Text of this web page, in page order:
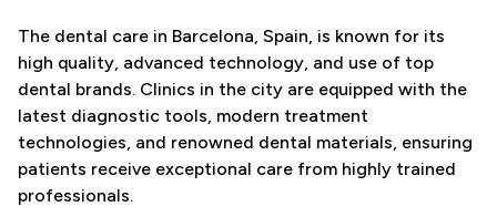
The dental care in Barcelona, Spain, is known for its
high quality, advanced technology, and use of top
dental brands. Clinics in the city are equipped with the
latest diagnostic tools, modern treatment
technologies, and renowned dental materials, ensuring
patients receive exceptional care from highly trained
professionals.